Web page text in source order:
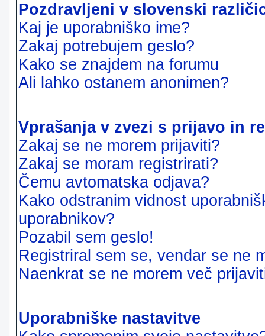
Pozdravljeni v slovenski
Kaj je uporabniško ime?
Zakaj potrebujem geslo?
Kako se znajdem na forumu
Ali lahko ostanem anonimen?
Vprašanja v zvezi s prijavo in
Zakaj se ne morem prijaviti?
Zakaj se moram registrirati?
Čemu avtomatska odjava?
Kako odstranim vidnost
uporabnikov?
Pozabil sem geslo!
Registriral sem se, vendar se ne
Naenkrat se ne morem več
Uporabniške nastavitve